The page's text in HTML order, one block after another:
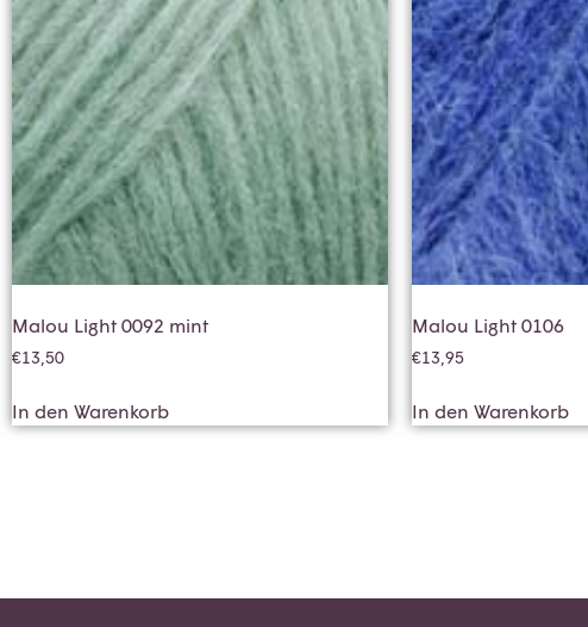
Malou Light 0092 mint
€13,50
In den Warenkorb
Malou Light 0106
€13,95
In den Warenkorb